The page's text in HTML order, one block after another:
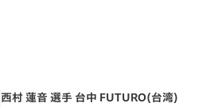
西村 蓮音 選手 台中 FUTURO(台湾)